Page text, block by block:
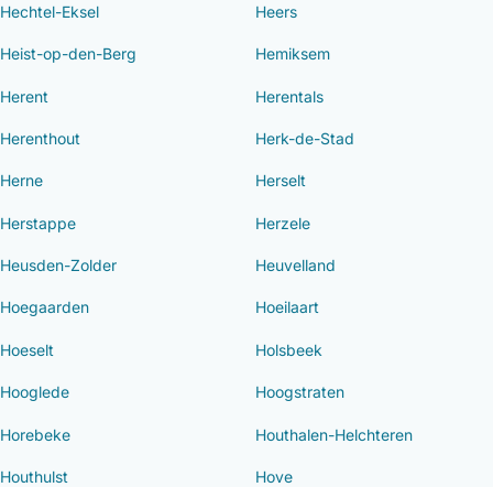
Hechtel-Eksel Heers
Heist-op-den-Berg Hemiksem
Herent Herentals
Herenthout Herk-de-Stad
Herne Herselt
Herstappe Herzele
Heusden-Zolder Heuvelland
Hoegaarden Hoeilaart
Hoeselt Holsbeek
Hooglede Hoogstraten
Horebeke Houthalen-Helchteren
Houthulst Hove